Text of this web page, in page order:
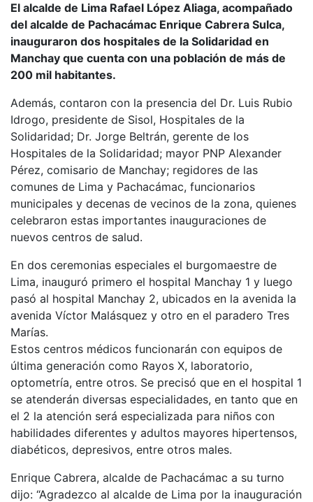
El alcalde de Lima Rafael López Aliaga, acompañado
del alcalde de Pachacámac Enrique Cabrera Sulca,
inauguraron dos hospitales de la Solidaridad en
Manchay que cuenta con una población de más de
200 mil habitantes.
Además, contaron con la presencia del Dr. Luis Rubio
Idrogo, presidente de Sisol, Hospitales de la
Solidaridad; Dr. Jorge Beltrán, gerente de los
Hospitales de la Solidaridad; mayor PNP Alexander
Pérez, comisario de Manchay; regidores de las
comunes de Lima y Pachacámac, funcionarios
municipales y decenas de vecinos de la zona, quienes
celebraron estas importantes inauguraciones de
nuevos centros de salud.
En dos ceremonias especiales el burgomaestre de
Lima, inauguró primero el hospital Manchay 1 y luego
pasó al hospital Manchay 2, ubicados en la avenida la
avenida Víctor Malásquez y otro en el paradero Tres
Marías.
Estos centros médicos funcionarán con equipos de
última generación como Rayos X, laboratorio,
optometría, entre otros. Se precisó que en el hospital 1
se atenderán diversas especialidades, en tanto que en
el 2 la atención será especializada para niños con
habilidades diferentes y adultos mayores hipertensos,
diabéticos, depresivos, entre otros males.
Enrique Cabrera, alcalde de Pachacámac a su turno
dijo: “Agradezco al alcalde de Lima por la inauguración